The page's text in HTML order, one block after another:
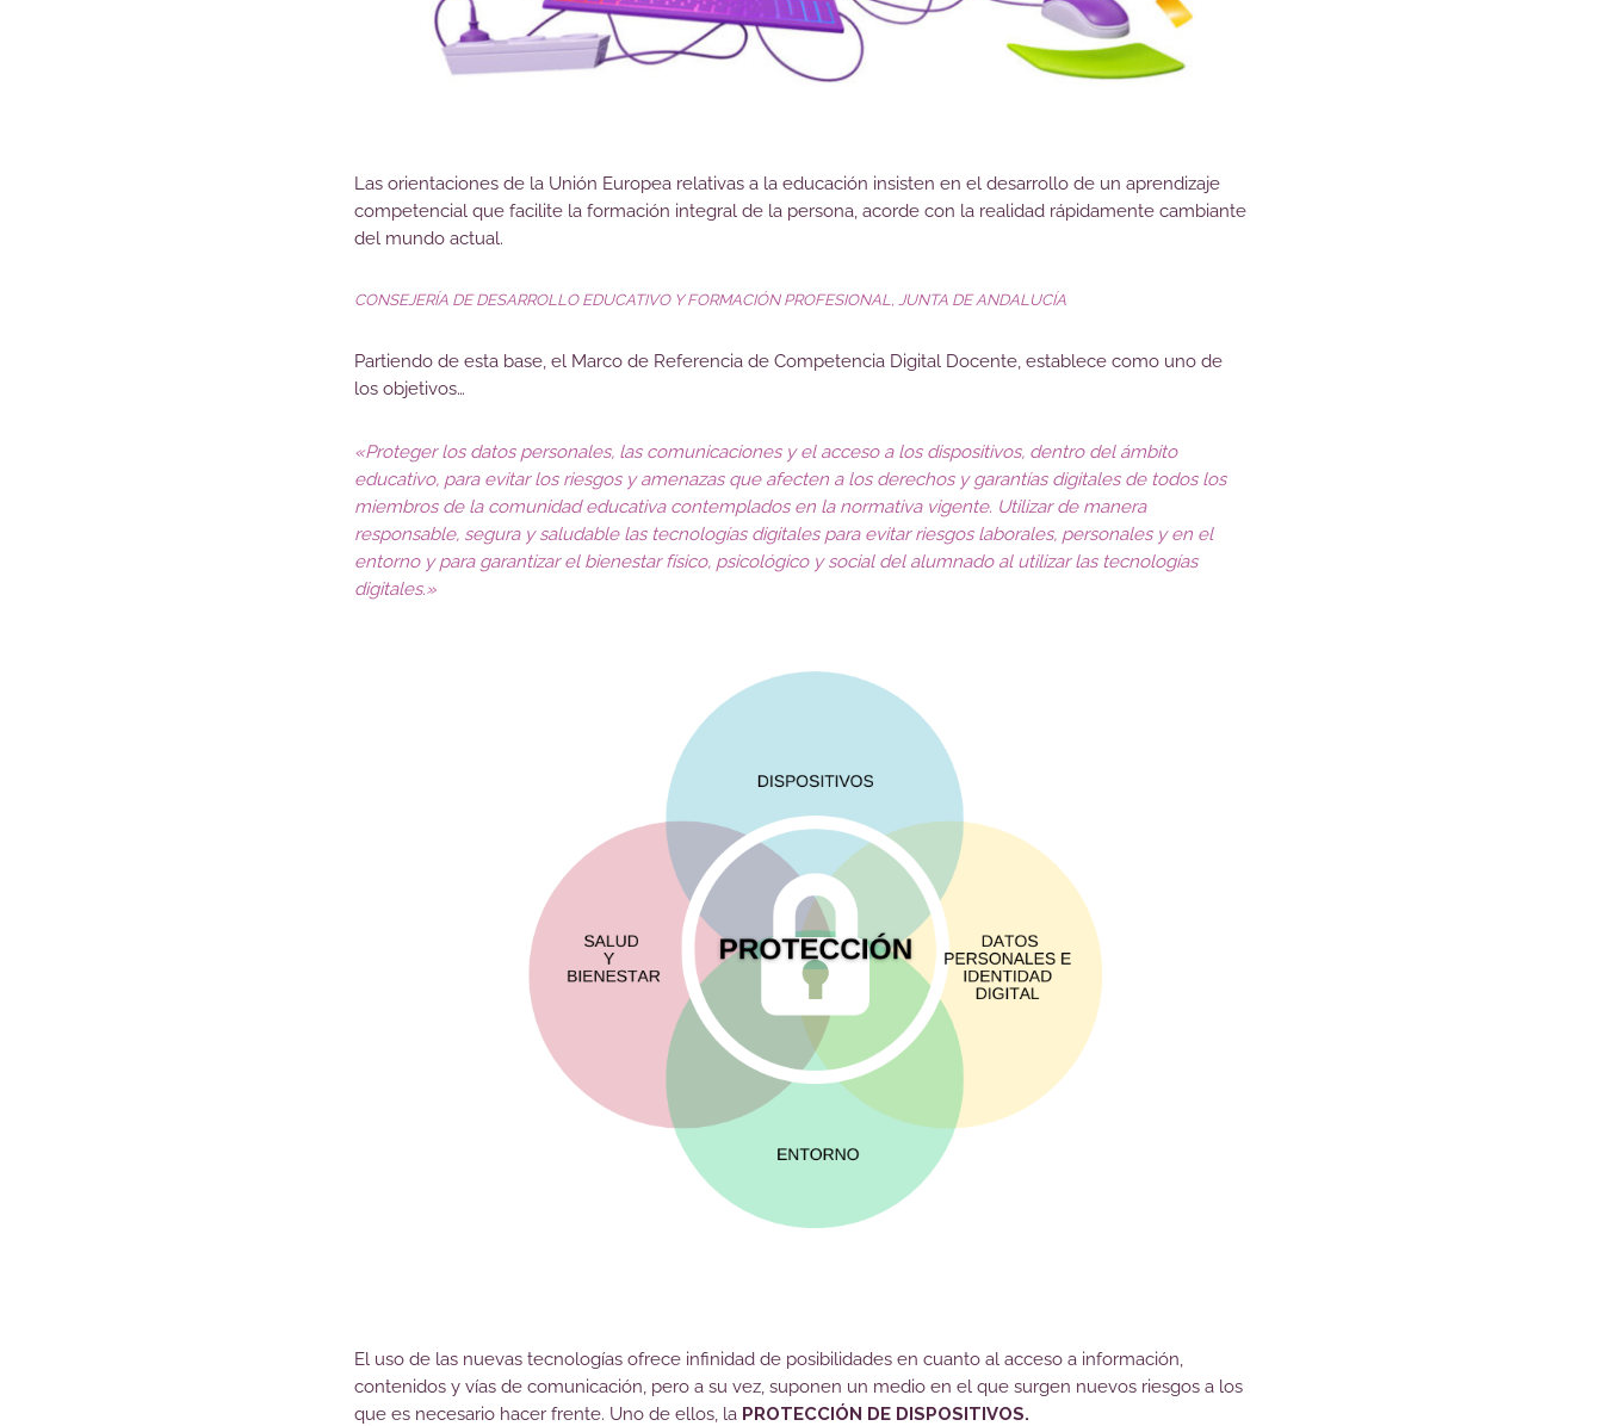
Las orientaciones de la Unión Europea relativas a la educación insisten en el desarrollo de un aprendizaje
competencial que facilite la formación integral de la persona, acorde con la realidad rápidamente cambiante
del mundo actual.
CONSEJERÍA DE DESARROLLO EDUCATIVO Y FORMACIÓN PROFESIONAL, JUNTA DE ANDALUCÍA
Partiendo de esta base, el Marco de Referencia de Competencia Digital Docente, establece como uno de
los objetivos…
«Proteger los datos personales, las comunicaciones y el acceso a los dispositivos, dentro del ámbito
educativo, para evitar los riesgos y amenazas que afecten a los derechos y garantías digitales de todos los
miembros de la comunidad educativa contemplados en la normativa vigente. Utilizar de manera
responsable, segura y saludable las tecnologías digitales para evitar riesgos laborales, personales y en el
entorno y para garantizar el bienestar físico, psicológico y social del alumnado al utilizar las tecnologías
digitales.»
El uso de las nuevas tecnologías ofrece infinidad de posibilidades en cuanto al acceso a información,
contenidos y vías de comunicación, pero a su vez, suponen un medio en el que surgen nuevos riesgos a los
que es necesario hacer frente. Uno de ellos, la PROTECCIÓN DE DISPOSITIVOS.